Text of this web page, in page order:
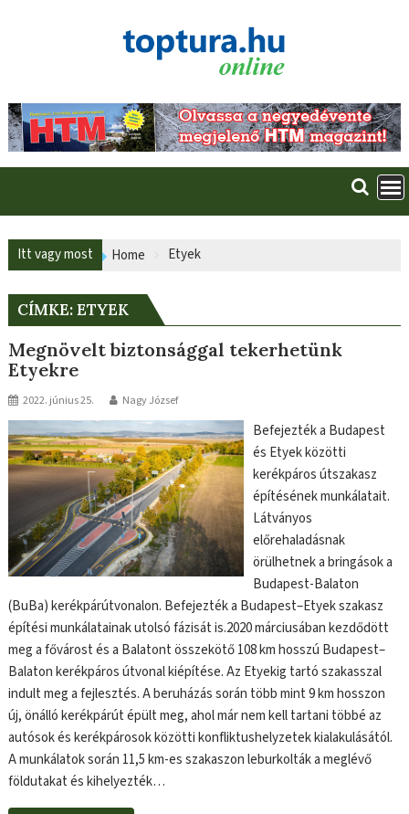
Itt vagy most Home Etyek
CÍMKE:ETYEK
Megnövelt biztonsággal tekerhetünk
Etyekre
2022. június 25. Nagy József
Befejezték a Budapest
és Etyek közötti
kerékpáros útszakasz
építésének munkálatait.
Látványos
előrehaladásnak
örülhetnek a bringások a
Budapest-Balaton
(BuBa) kerékpárútvonalon. Befejezték a Budapest–Etyek szakasz
építési munkálatainak utolsó fázisát is.2020 márciusában kezdődött
meg a fővárost és a Balatont összekötő 108 km hosszú Budapest–
Balaton kerékpáros útvonal kiépítése. Az Etyekig tartó szakasszal
indult meg a fejlesztés. A beruházás során több mint 9 km hosszon
új, önálló kerékpárút épült meg, ahol már nem kell tartani többé az
autósok és kerékpárosok közötti konfliktushelyzetek kialakulásától.
A munkálatok során 11,5 km-es szakaszon leburkolták a meglévő
földutakat és kihelyezték…